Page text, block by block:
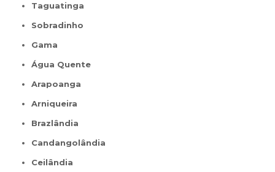
Taguatinga
Sobradinho
Gama
Água Quente
Arapoanga
Arniqueira
Brazlândia
Candangolândia
Ceilândia